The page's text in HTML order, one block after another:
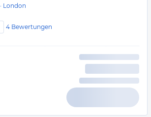
· London
4 Bewertungen